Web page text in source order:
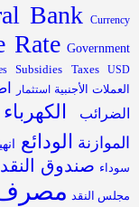
Bank Currency
Rate Government
Subsidies Taxes USD
العملات الأجنبية
استثمار
الضرائب الكهرباء
الموازنة الودائع
سوداء صندوق
مجلس النقد مصرف